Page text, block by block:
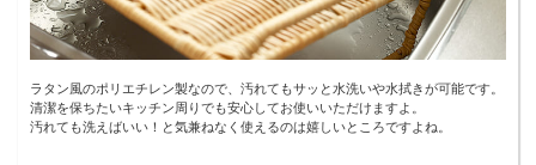
ラタン風のポリエチレン製なので、汚れてもサッと水洗いや水拭きが可能です。
清潔を保ちたいキッチン周りでも安心してお使いいただけますよ。
汚れても洗えばいい！と気兼ねなく使えるのは嬉しいところですよね。